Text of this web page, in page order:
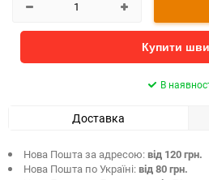
Купити
В
Доставка
Нова Пошта за адресою:від 120 грн.
Нова Пошта по Україні:від 80 грн.